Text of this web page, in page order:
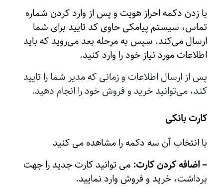
با زدن دکمه احراز هویت و پس از وارد کردن شماره
تماس، سیستم پیامکی حاوی کد تایید برای شما
ارسال می‌کند. سپس به مرحله بعد می‌روید که باید
اطلاعات مورد نیاز خود را وارد کنید.
پس از ارسال اطلاعات و زمانی که مدیر شما را تایید
کند، می‌توانید خرید و فروش خود را انجام دهید.
کارت بانکی
با انتخاب آن سه دکمه را مشاهده می کنید
– اضافه کردن کارت:می توانید کارت جدید را جهت
برداشت، خرید و فروش وارد نمایید.